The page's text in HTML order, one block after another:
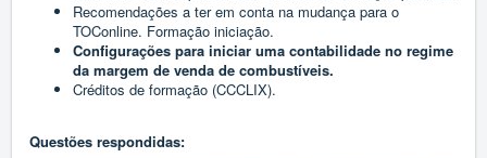
Recomendações a ter em conta na mudança para o
TOConline. Formação iniciação.
Configurações para iniciar uma contabilidade no regime
da margem de venda de combustíveis.
Créditos de formação (CCCLIX).
Questões respondidas: